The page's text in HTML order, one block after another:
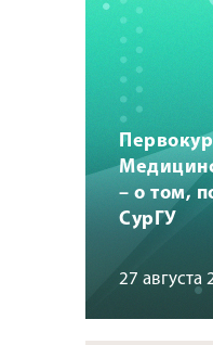
– о том,
СурГУ
27 августа